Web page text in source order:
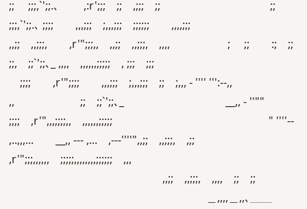
;; ;;;,`';;.､ ,:r';;; ;; ,;;; ;; ;;
;;;,`';;.､ ;;;; ,,,;;; ;,,,;;; ;;;;;; ,,,,;;;
,,;; ,,;;;, ,r'";;;,, ,,;; ,,;;;, ,,,, ; ;; :; ;;
;;, ;;`';;､_ ,,,, ,,,,,,;;;;; , ;;; ;;;
;;;; ,r'";;;; ,,,;;; ;,,,;;; ;; ;,,, - '''' ''':‐-,,
,, ;; ;;`';;､_ __,, - ''""
;;;; ,r'",,,;;;;,, ,,,,,,;;;;; " ''''‐-
,..,,,... __,, -‐- ,... ,-‐‐''''",,;; ,,;;;, ,;;
,r'";;;,,,,,, ;;;;;,,,,,,,,;;;;;; ,,,
,,;; ,,;;;, ,,,, ;; ;;
＿,,,,＿,,､＿＿